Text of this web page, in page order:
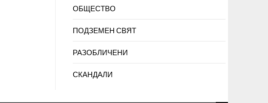
ОБЩЕСТВО
ПОДЗЕМЕН СВЯТ
РАЗОБЛИЧЕНИ
СКАНДАЛИ